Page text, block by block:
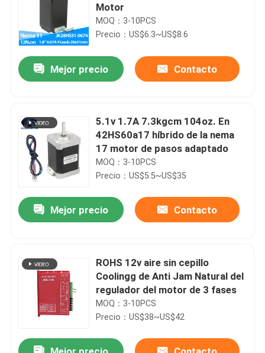
Motor
MOQ：3-10PCS
Precio：US$6.3~US$8.6
Mejor precio Contacto
5.1v 1.7A 7.3kgcm 104oz. En
42HS60a17 híbrido de la nema
17 motor de pasos adaptado
MOQ：3-10PCS
Precio：US$5.5~US$35
Mejor precio Contacto
ROHS 12v aire sin cepillo
Coolingg de Anti Jam Natural del
regulador del motor de 3 fases
MOQ：3-10PCS
Precio：US$38~US$42